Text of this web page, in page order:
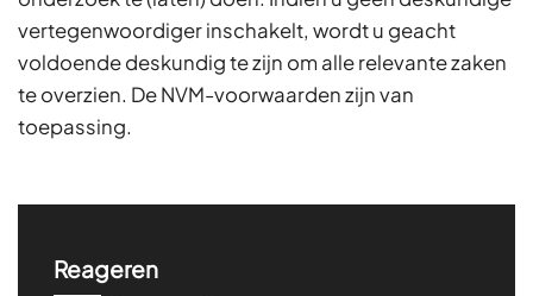
vertegenwoordiger inschakelt, wordt u geacht
voldoende deskundig te zijn om alle relevante zaken
te overzien. De NVM-voorwaarden zijn van
toepassing.
Reageren